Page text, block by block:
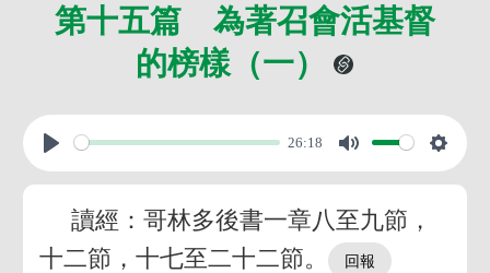
第十五篇 為著召會活基督
的榜樣（一）
26:18
讀經：哥林多後書一章八至九節，
十二節，十七至二十二節。